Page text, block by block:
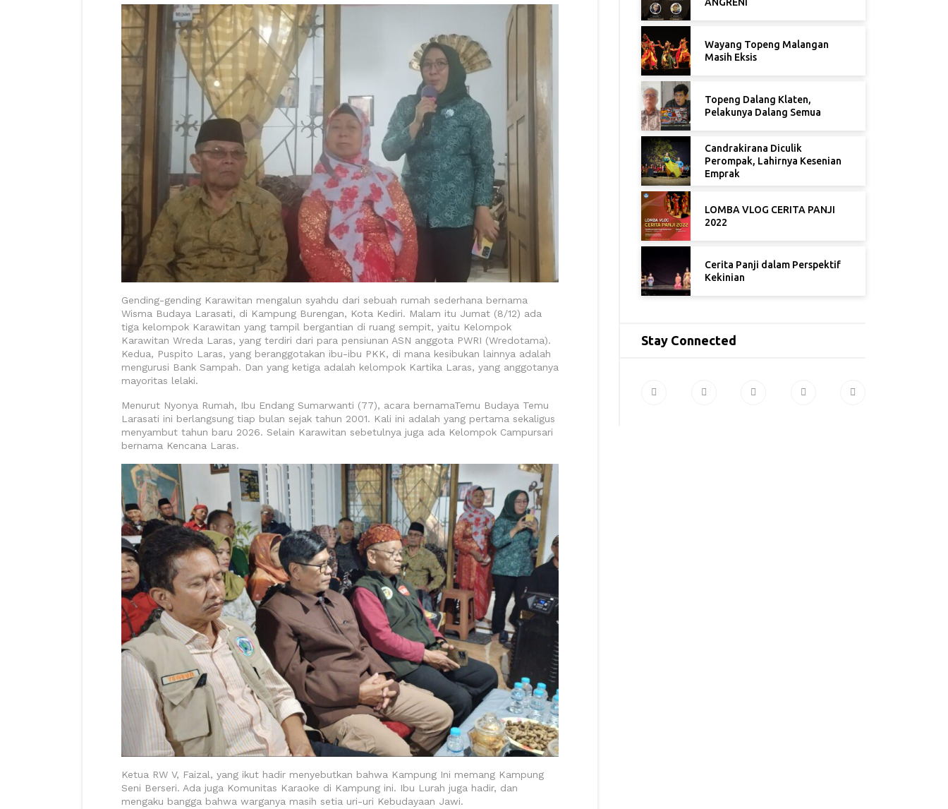
Gending-gending Karawitan mengalun syahdu dari sebuah rumah sederhana bernama
Wisma Budaya Larasati, di Kampung Burengan, Kota Kediri. Malam itu Jumat (8/12) ada
tiga kelompok Karawitan yang tampil bergantian di ruang sempit, yaitu Kelompok
Karawitan Wreda Laras, yang terdiri dari para pensiunan ASN anggota PWRI (Wredotama).
Kedua, Puspito Laras, yang beranggotakan ibu-ibu PKK, di mana kesibukan lainnya adalah
mengurusi Bank Sampah. Dan yang ketiga adalah kelompok Kartika Laras, yang anggotanya
mayoritas lelaki.
Menurut Nyonya Rumah, Ibu Endang Sumarwanti (77), acara bernamaTemu Budaya Temu
Larasati ini berlangsung tiap bulan sejak tahun 2001. Kali ini adalah yang pertama sekaligus
menyambut tahun baru 2026. Selain Karawitan sebetulnya juga ada Kelompok Campursari
bernama Kencana Laras.
Ketua RW V, Faizal, yang ikut hadir menyebutkan bahwa Kampung Ini memang Kampung
Seni Berseri. Ada juga Komunitas Karaoke di Kampung ini. Ibu Lurah juga hadir, dan
mengaku bangga bahwa warganya masih setia uri-uri Kebudayaan Jawi.
Wayang Topeng Malangan
Masih Eksis
Topeng Dalang Klaten,
Pelakunya Dalang Semua
Candrakirana Diculik
Perompak, Lahirnya Kesenian
Emprak
LOMBA VLOG CERITA PANJI
2022
Cerita Panji dalam Perspektif
Kekinian
Stay Connected